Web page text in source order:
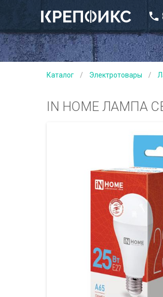
Каталог / Электротовары /
IN HOME ЛАМПА